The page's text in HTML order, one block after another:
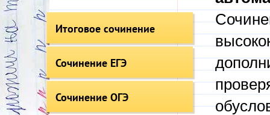
Итоговое сочинение
Сочинение ЕГЭ
Сочинение ОГЭ